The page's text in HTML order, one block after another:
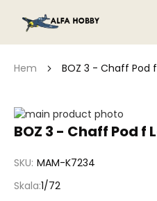
Hem BOZ 3 - Chaff Pod
BOZ 3 - Chaff Pod f
SKU MAM-K7234
Skala 1/72
Hoppa
till
bildgalleriet
Hoppa
av
bildgalleriet